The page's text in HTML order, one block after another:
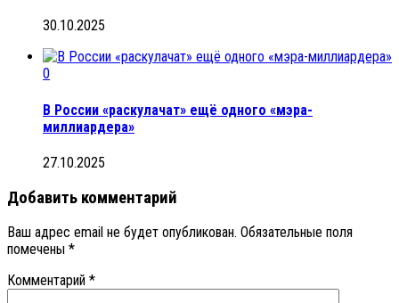
30.10.2025
0
В России «раскулачат» ещё одного «мэра-
миллиардера»
27.10.2025
Добавить комментарий
Ваш адрес email не будет опубликован. Обязательные поля
помечены *
Комментарий *